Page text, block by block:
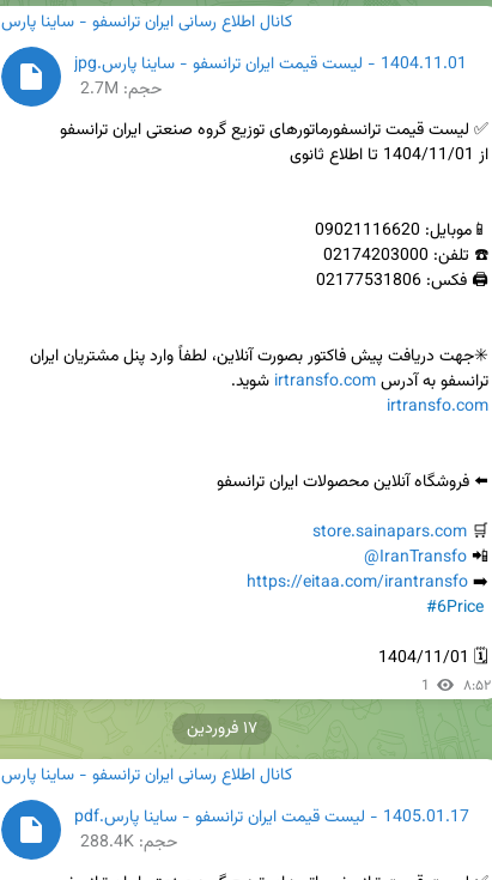
کانال اطلاع رسانی ایران ترانسفو - ساینا پارس
1404.11.01 - لیست قیمت ایران ترانسفو - ساینا پارس.jpg
حجم: 2.7M
ترانسفو به آدرس irtransfo.com شوید.
irtransfo.com
🛒
store.sainapars.com
📲
@IranTransfo
➡️
https://eitaa.com/irantransfo
#6Price
🗓 1404/11/01
1 ۸:۵۲
کانال اطلاع رسانی ایران ترانسفو - ساینا پارس
1405.01.17 - لیست قیمت ایران ترانسفو - ساینا پارس.pdf
حجم: 288.4K
۱۷ فروردین